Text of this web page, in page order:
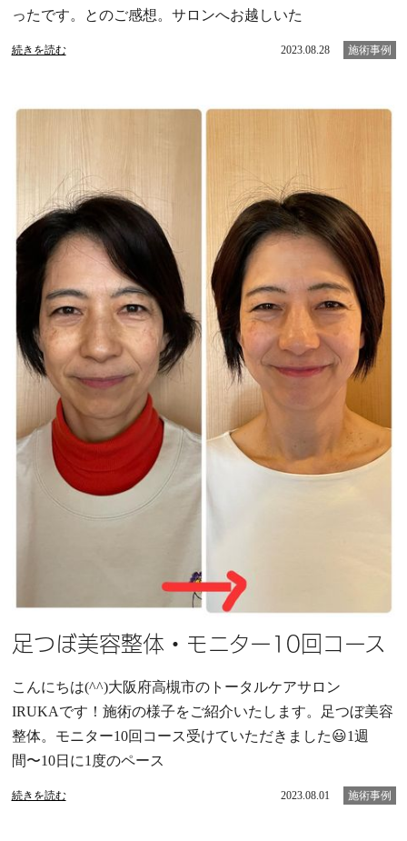
ったです。とのご感想。サロンへお越しいた
続きを読む 2023.08.28 施術事例
足つぼ美容整体・モニター10回コース
こんにちは(^^)大阪府高槻市のトータルケアサロン
IRUKAです！施術の様子をご紹介いたします。足つぼ美容
整体。モニター10回コース受けていただきました😃1週
間〜10日に1度のペース
続きを読む 2023.08.01 施術事例